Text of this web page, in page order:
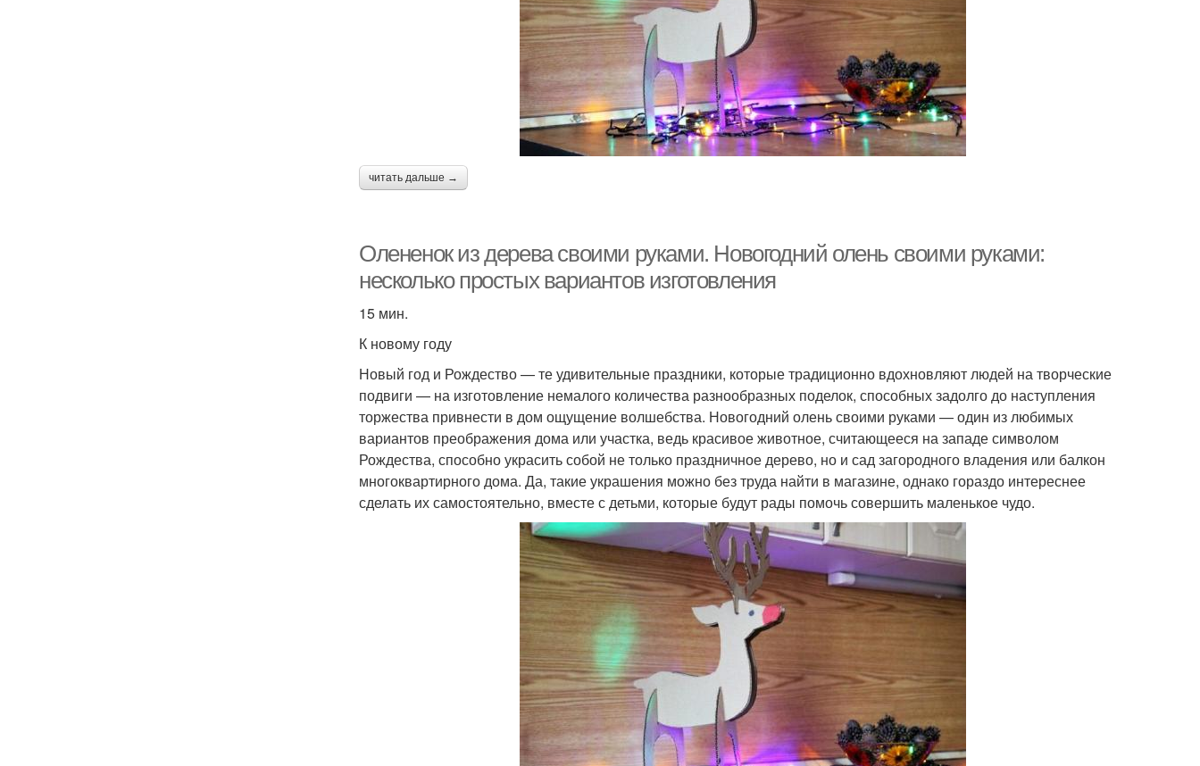
читать дальше →
Олененок из дерева своими руками. Новогодний олень своими руками:
несколько простых вариантов изготовления
15 мин.
К новому году
Новый год и Рождество — те удивительные праздники, которые традиционно вдохновляют людей на творческие
подвиги — на изготовление немалого количества разнообразных поделок, способных задолго до наступления
торжества привнести в дом ощущение волшебства. Новогодний олень своими руками — один из любимых
вариантов преображения дома или участка, ведь красивое животное, считающееся на западе символом
Рождества, способно украсить собой не только праздничное дерево, но и сад загородного владения или балкон
многоквартирного дома. Да, такие украшения можно без труда найти в магазине, однако гораздо интереснее
сделать их самостоятельно, вместе с детьми, которые будут рады помочь совершить маленькое чудо.